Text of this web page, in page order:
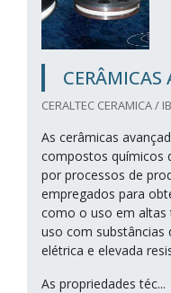
CERÂMICAS
CERALTEC CERAMICA /
As cerâmicas
compostos químicos
por processos de
empregados para
como o uso em altas
uso com substâncias
elétrica e elevada
As propriedades téc...